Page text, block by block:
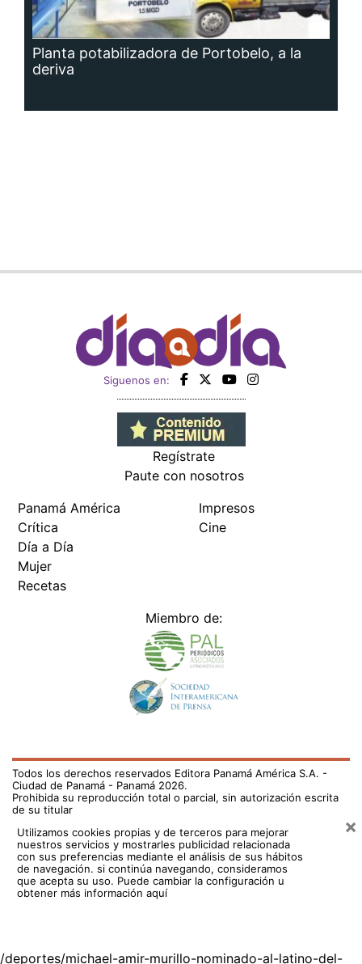
Planta potabilizadora de Portobelo, a la
deriva
Siguenos en:
Regístrate
Paute con nosotros
Panamá América
Crítica
Día a Día
Mujer
Recetas
Impresos
Cine
Miembro de:
Todos los derechos reservados Editora Panamá América S.A. -
Ciudad de Panamá - Panamá 2026.
Prohibida su reproducción total o parcial, sin autorización escrita
de su titular
Utilizamos cookies propias y de terceros para mejorar
nuestros servicios y mostrarles publicidad relacionada
con sus preferencias mediante el análisis de sus hábitos
de navegación. si continúa navegando, consideramos
que acepta su uso. Puede cambiar la configuración u
obtener más información aquí
×
/deportes/michael-amir-murillo-nominado-al-latino-del-